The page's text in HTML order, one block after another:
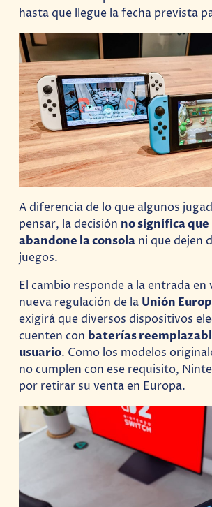
hasta que llegue la fecha prevista
A diferencia de lo que algunos
pensar, la decisión no significa
abandone la consola ni que dejen
juegos.
El cambio responde a la entrada en
nueva regulación de la Unión
exigirá que diversos dispositivos
cuenten con baterías
usuario. Como los modelos
no cumplen con ese requisito,
por retirar su venta en Europa.